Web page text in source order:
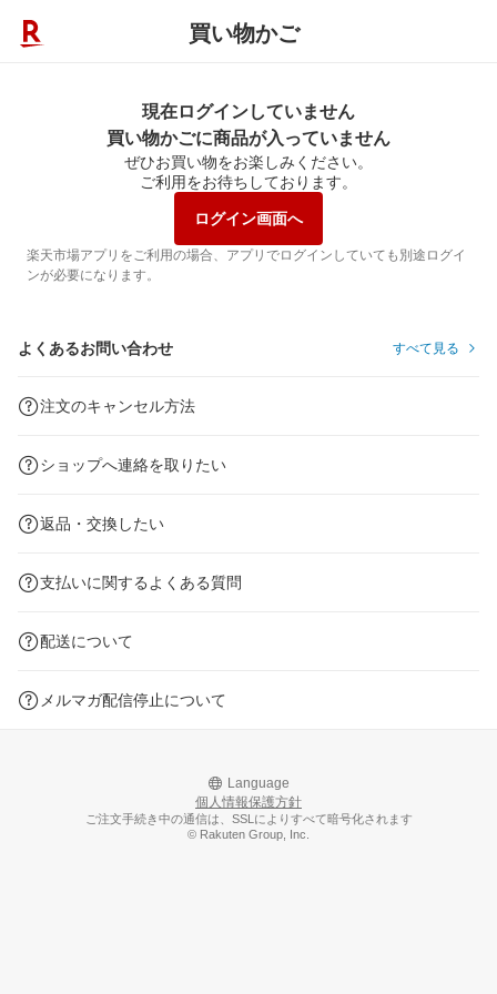
買い物かご
現在ログインしていません
買い物かごに商品が入っていません
ぜひお買い物をお楽しみください。
ご利用をお待ちしております。
ログイン画面へ
楽天市場アプリをご利用の場合、アプリでログインしていても別途ログイ
ンが必要になります。
よくあるお問い合わせ すべて見る
注文のキャンセル方法
ショップへ連絡を取りたい
返品・交換したい
支払いに関するよくある質問
配送について
メルマガ配信停止について
Language
個人情報保護方針
ご注文手続き中の通信は、SSLによりすべて暗号化されます
© Rakuten Group, Inc.